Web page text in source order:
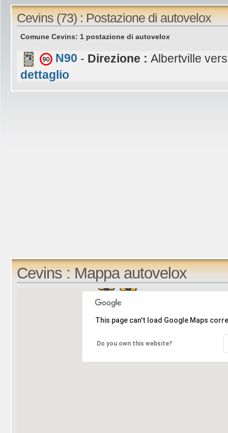
Cevins (73) : Postazione di autovelox
Comune Cevins: 1 postazione di autovelox
N90 - Direzione : Albertville
dettaglio
Cevins : Mappa autovelox
This page can't load Google Maps
Do you own this website?